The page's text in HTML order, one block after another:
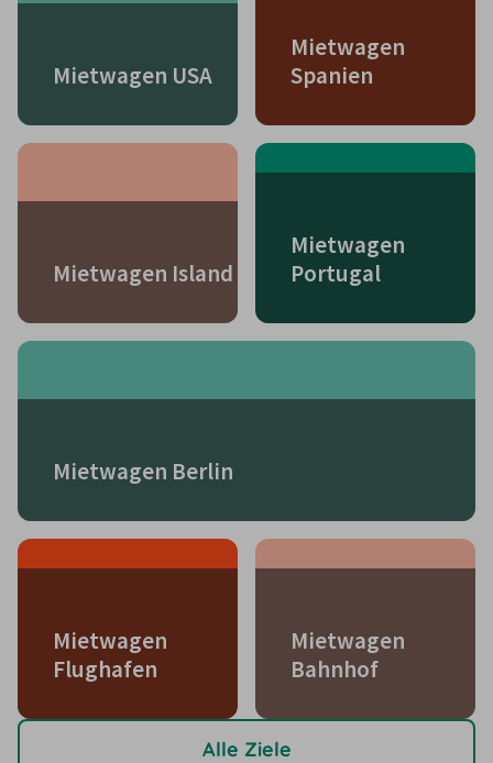
Mietwagen USA
Mietwagen
Spanien
Mietwagen Island
Mietwagen
Portugal
Mietwagen Berlin
Mietwagen
Flughafen
Mietwagen
Bahnhof
Alle Ziele